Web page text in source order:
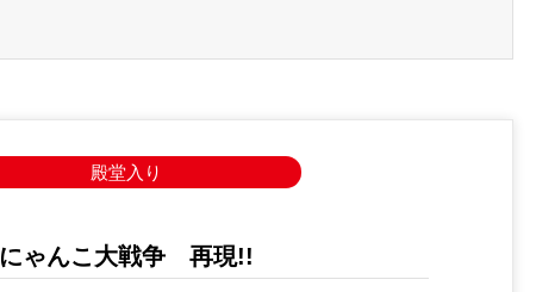
にゃんこ大戦争 再現!!